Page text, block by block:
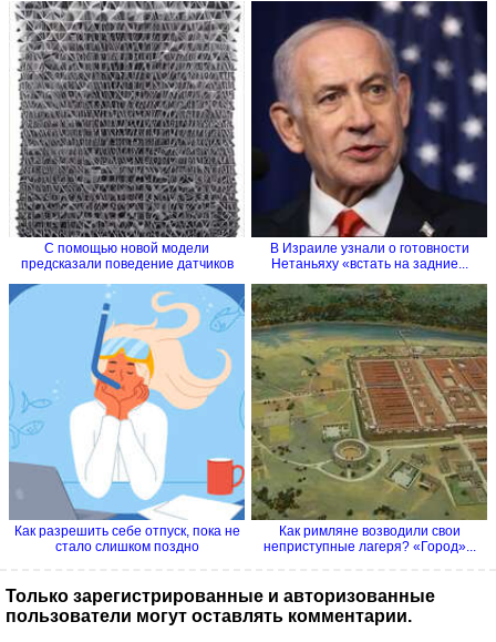
С помощью новой модели
предсказали поведение датчиков
В Израиле узнали о готовности
Нетаньяху «встать на задние...
Как разрешить себе отпуск, пока не
стало слишком поздно
Как римляне возводили свои
неприступные лагеря? «Город»...
Только зарегистрированные и авторизованные
пользователи могут оставлять комментарии.